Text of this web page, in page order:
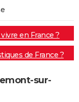
en France ?
de France ?
sur-